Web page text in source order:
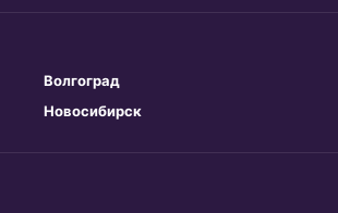
Волгоград
Новосибирск